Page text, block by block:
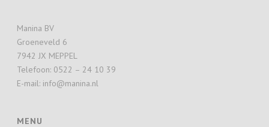
Manina BV
Groeneveld 6
7942 JX MEPPEL
Telefoon: 0522 – 24 10 39
E-mail: info@manina.nl
MENU